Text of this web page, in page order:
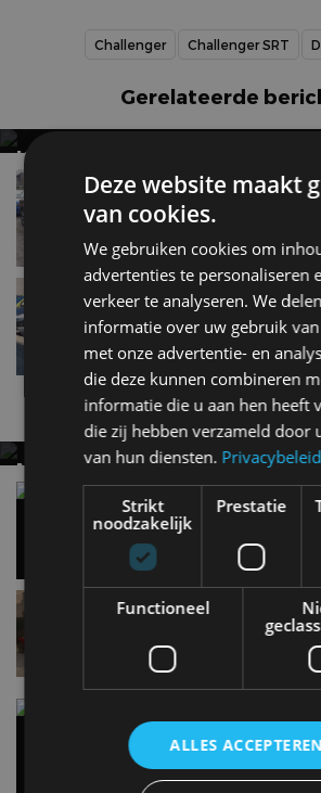
Challenger Challenger SRT
Gerelateerde
ICOON KEERT TERUG:
KOMT NAAR EUROPA
Keuze uit elektrische versie of een
Gespot: een Dodge
feb 2025
Gespot: een origineel
jan 2025
Nieuwste
MET KORTING NAAR EV
AUTORAI REGELT HET!
EV Experience 2026 van 24 tot 26
Vergelijking: BMW iX3 vs
moet je hebben?
28 mei
Lamborghini Revuelto
speciale editie
6 aug
Carbon fibre op je
en precies daarom
5 aug
Deze website maakt
van cookies.
We gebruiken cookies om
advertenties te personaliseren
verkeer te analyseren. We
informatie over uw gebruik
met onze advertentie- en
die deze kunnen combineren
informatie die u aan hen heeft
die zij hebben verzameld door
van hun diensten. Privacybeleid
Strikt
noodzakelijk
Prestatie
Functioneel
ALLES ACCEPTEREN